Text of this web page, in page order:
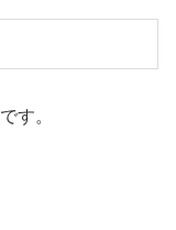
す。